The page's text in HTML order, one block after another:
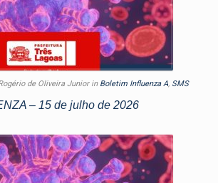
de Oliveira Junior in Boletim Influenza A, SMS
– 15 de julho de 2026